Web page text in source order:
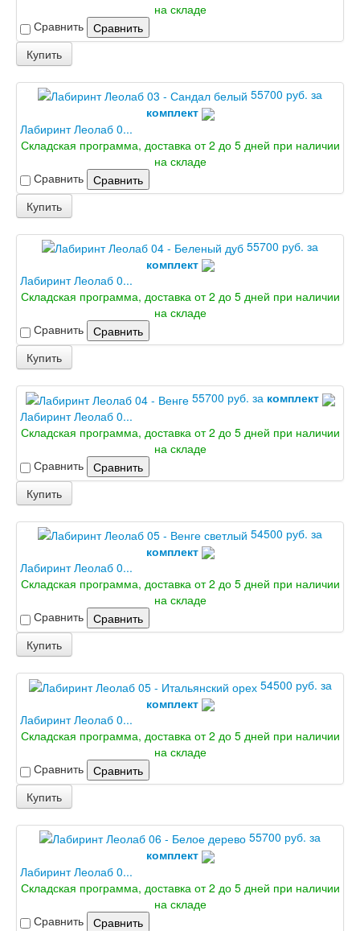
Информация
Вызов замерщика
Обработка персональных данных
Доставка
Оплата
Установка межкомнатных и входных дверей
Отзывы клиентов
Новости
Доставка
Установка
Акции и скидки
на складе
Сравнить Сравнить
Купить
55700 руб. за
комплект
Лабиринт Леолаб 0...
Складская программа, доставка от 2 до 5 дней при наличии
на складе
Сравнить Сравнить
Купить
55700 руб. за
комплект
Лабиринт Леолаб 0...
Складская программа, доставка от 2 до 5 дней при наличии
на складе
Сравнить Сравнить
Купить
55700 руб. за комплект
Лабиринт Леолаб 0...
Складская программа, доставка от 2 до 5 дней при наличии
на складе
Сравнить Сравнить
Купить
54500 руб. за
комплект
Лабиринт Леолаб 0...
Складская программа, доставка от 2 до 5 дней при наличии
на складе
Сравнить Сравнить
Купить
54500 руб. за
комплект
Лабиринт Леолаб 0...
Складская программа, доставка от 2 до 5 дней при наличии
на складе
Сравнить Сравнить
Купить
55700 руб. за
комплект
Лабиринт Леолаб 0...
Складская программа, доставка от 2 до 5 дней при наличии
на складе
Сравнить Сравнить